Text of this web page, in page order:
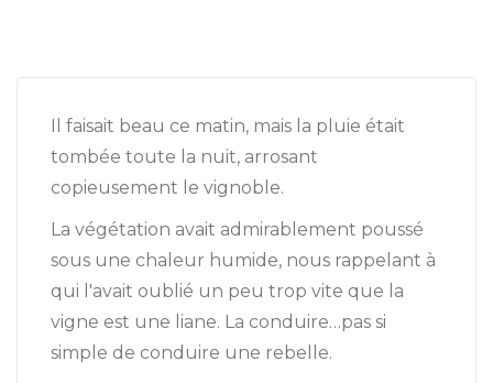
Il faisait beau ce matin, mais la pluie était
tombée toute la nuit, arrosant
copieusement le vignoble.
La végétation avait admirablement poussé
sous une chaleur humide, nous rappelant à
qui l'avait oublié un peu trop vite que la
vigne est une liane. La conduire…pas si
simple de conduire une rebelle.